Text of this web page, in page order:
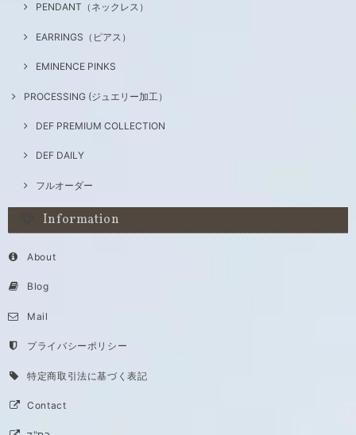
PENDANT（ネックレス）
EARRINGS（ピアス）
EMINENCE PINKS
PROCESSING (ジュエリー加工）
DEF PREMIUM COLLECTION
DEF DAILY
フルオーダー
Information
About
Blog
Mail
プライバシーポリシー
特定商取引法に基づく表記
Contact